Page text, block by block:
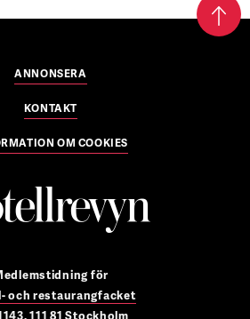
ANNONSERA
KONTAKT
OM COOKIES
för
och restaurangfacket
111 81 Stockholm